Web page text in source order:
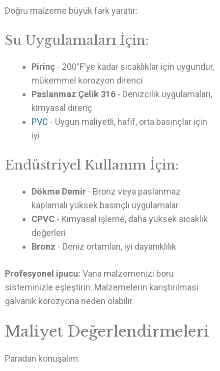
Doğru malzeme büyük fark yaratır:
Su Uygulamaları İçin:
Pirinç - 200°F'ye kadar sıcaklıklar için uygundur,
mükemmel korozyon direnci
Paslanmaz Çelik 316 - Denizcilik uygulamaları,
kimyasal direnç
PVC - Uygun maliyetli, hafif, orta basınçlar için
iyi
Endüstriyel Kullanım İçin:
Dökme Demir - Bronz veya paslanmaz
kaplamalı yüksek basınçlı uygulamalar
CPVC - Kimyasal işleme, daha yüksek sıcaklık
değerleri
Bronz - Deniz ortamları, iyi dayanıklılık
Profesyonel ipucu: Vana malzemenizi boru
sisteminizle eşleştirin. Malzemelerin karıştırılması
galvanik korozyona neden olabilir.
Maliyet Değerlendirmeleri
Paradan konuşalım.